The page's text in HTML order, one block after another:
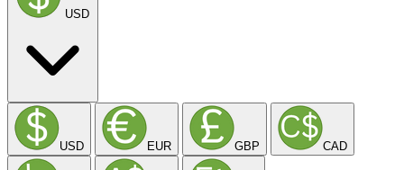
USD
USD EUR GBP CAD